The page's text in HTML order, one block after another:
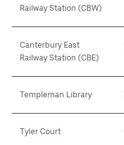
Railway Station (CBW)
Canterbury East
Railway Station (CBE)
Templeman Library
Tyler Court